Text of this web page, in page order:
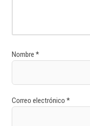
Nombre *
Correo electrónico *